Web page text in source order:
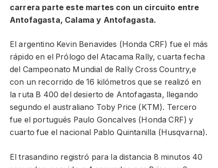
carrera parte este martes con un circuito entre
Antofagasta, Calama y Antofagasta.
El argentino Kevin Benavides (Honda CRF) fue el más
rápido en el Prólogo del Atacama Rally, cuarta fecha
del Campeonato Mundial de Rally Cross Country,e
con un recorrido de 16 kilómetros que se realizó en
la ruta B 400 del desierto de Antofagasta, llegando
segundo el australiano Toby Price (KTM). Tercero
fue el portugués Paulo Goncalves (Honda CRF) y
cuarto fue el nacional Pablo Quintanilla (Husqvarna).
El trasandino registró para la distancia 8 minutos 40